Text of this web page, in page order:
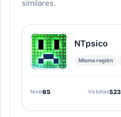
similares.
NTㅤpsicoㅤㅤ
Misma región
Nivel65 Victorias523